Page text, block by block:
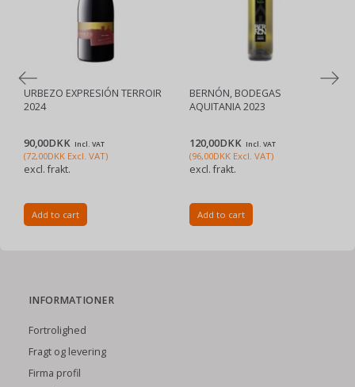
URBEZO EXPRESIÓN TERROIR
2024
90,00DKK Incl. VAT
(72,00DKK Excl. VAT)
excl. frakt.
Add to cart
BERNÓN, BODEGAS
AQUITANIA 2023
120,00DKK Incl. VAT
(96,00DKK Excl. VAT)
excl. frakt.
Add to cart
INFORMATIONER
Fortrolighed
Fragt og levering
Firma profil